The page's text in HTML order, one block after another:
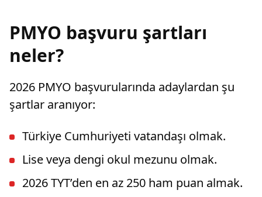
PMYO başvuru şartları
neler?
2026 PMYO başvurularında adaylardan şu
şartlar aranıyor:
Türkiye Cumhuriyeti vatandaşı olmak.
Lise veya dengi okul mezunu olmak.
2026 TYT’den en az 250 ham puan almak.